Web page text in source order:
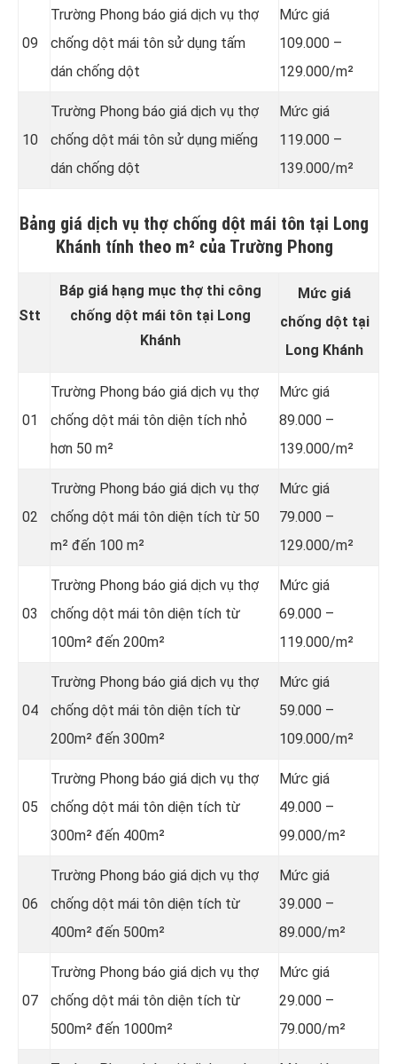
09
Trường Phong báo giá dịch vụ thợ
chống dột mái tôn sử dụng tấm
dán chống dột
Mức giá
109.000 –
129.000/m²
10
Trường Phong báo giá dịch vụ thợ
chống dột mái tôn sử dụng miếng
dán chống dột
Mức giá
119.000 –
139.000/m²
Bảng giá dịch vụ thợ chống dột mái tôn tại Long
Khánh tính theo m² của Trường Phong
Stt
Báp giá hạng mục thợ thi công
chống dột mái tôn tại Long
Khánh
Mức giá
chống dột tại
Long Khánh
01
Trường Phong báo giá dịch vụ thợ
chống dột mái tôn diện tích nhỏ
hơn 50 m²
Mức giá
89.000 –
139.000/m²
02
Trường Phong báo giá dịch vụ thợ
chống dột mái tôn diện tích từ 50
m² đến 100 m²
Mức giá
79.000 –
129.000/m²
03
Trường Phong báo giá dịch vụ thợ
chống dột mái tôn diện tích từ
100m² đến 200m²
Mức giá
69.000 –
119.000/m²
04
Trường Phong báo giá dịch vụ thợ
chống dột mái tôn diện tích từ
200m² đến 300m²
Mức giá
59.000 –
109.000/m²
05
Trường Phong báo giá dịch vụ thợ
chống dột mái tôn diện tích từ
300m² đến 400m²
Mức giá
49.000 –
99.000/m²
06
Trường Phong báo giá dịch vụ thợ
chống dột mái tôn diện tích từ
400m² đến 500m²
Mức giá
39.000 –
89.000/m²
07
Trường Phong báo giá dịch vụ thợ
chống dột mái tôn diện tích từ
500m² đến 1000m²
Mức giá
29.000 –
79.000/m²